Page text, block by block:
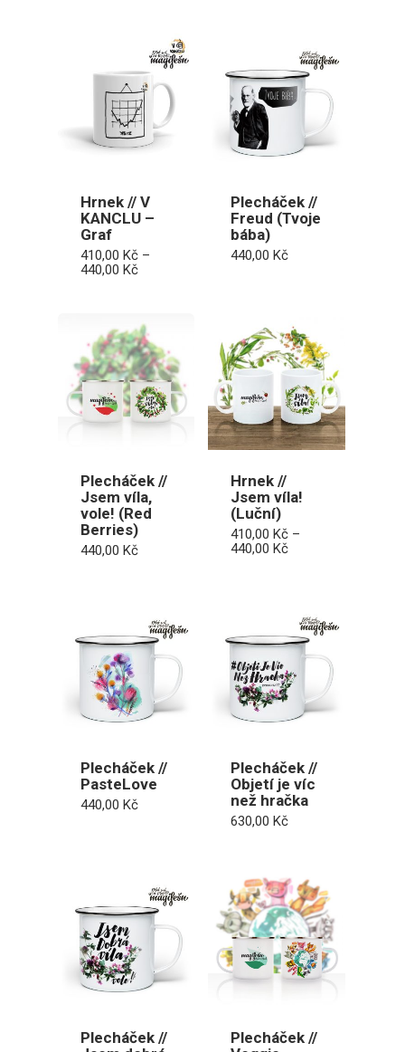
470,00 Kč
Hrnek // V
KANCLU –
Graf
410,00 Kč –
440,00 KčRozpětí
440,00 Kč
Plecháček //
Freud (Tvoje
bába)
440,00Kč
Plecháček //
Jsem víla,
vole! (Red
Berries)
440,00 Kč
Hrnek //
Jsem víla!
(Luční)
410,00 Kč –
440,00 KčRozpětí
Plecháček //
PasteLove
440,00 Kč
Plecháček //
Objetí je víc
než hračka
630,00Kč
Plecháček //
Plecháček //